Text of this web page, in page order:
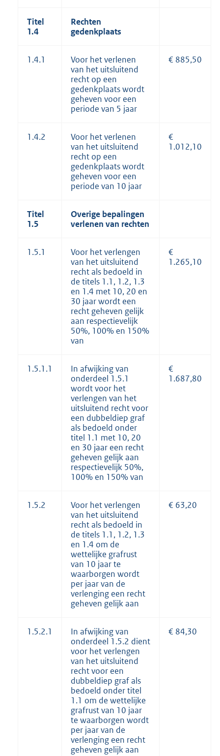
Titel
1.4
Rechten
gedenkplaats
1.4.1
Voor het verlenen
van het uitsluitend
recht op een
gedenkplaats wordt
geheven voor een
periode van 5 jaar
€ 885,50
1.4.2
Voor het verlenen
van het uitsluitend
recht op een
gedenkplaats wordt
geheven voor een
periode van 10 jaar
€
1.012,10
Titel
1.5
Overige bepalingen
verlenen van rechten
1.5.1
Voor het verlengen
van het uitsluitend
recht als bedoeld in
de titels 1.1, 1.2, 1.3
en 1.4 met 10, 20 en
30 jaar wordt een
recht geheven gelijk
aan respectievelijk
50%, 100% en 150%
van
€
1.265,10
1.5.1.1
In afwijking van
onderdeel 1.5.1
wordt voor het
verlengen van het
uitsluitend recht voor
een dubbeldiep graf
als bedoeld onder
titel 1.1 met 10, 20
en 30 jaar een recht
geheven gelijk aan
respectievelijk 50%,
100% en 150% van
€
1.687,80
1.5.2
Voor het verlengen
van het uitsluitend
recht als bedoeld in
de titels 1.1, 1.2, 1.3
en 1.4 om de
wettelijke grafrust
van 10 jaar te
waarborgen wordt
per jaar van de
verlenging een recht
geheven gelijk aan
€ 63,20
1.5.2.1
In afwijking van
onderdeel 1.5.2 dient
voor het verlengen
van het uitsluitend
recht voor een
dubbeldiep graf als
bedoeld onder titel
1.1 om de wettelijke
grafrust van 10 jaar
te waarborgen wordt
per jaar van de
verlenging een recht
geheven gelijk aan
€ 84,30